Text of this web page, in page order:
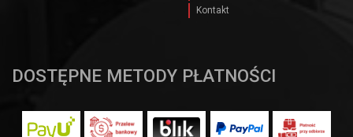
Kontakt
DOSTĘPNE METODY PŁATNOŚCI